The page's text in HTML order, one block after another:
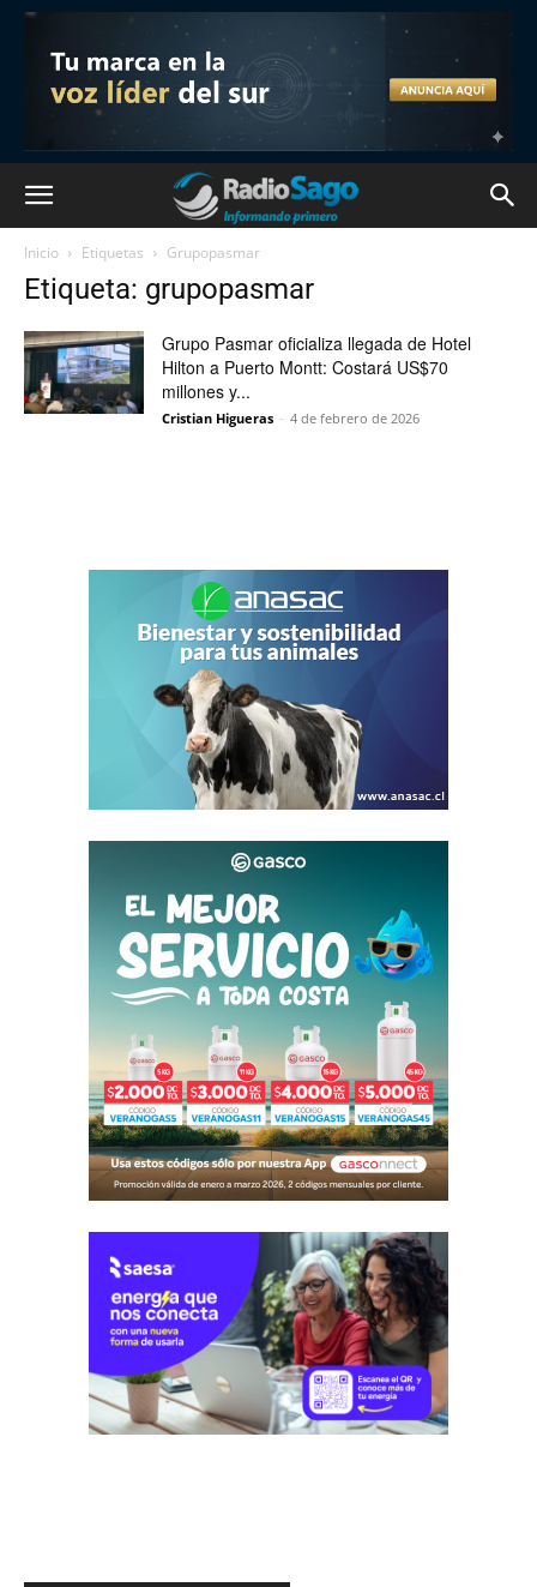
Inicio Etiquetas Grupopasmar
Etiqueta: grupopasmar
Grupo Pasmar oficializa llegada de Hotel
Hilton a Puerto Montt: Costará US$70
millones y...
Cristian Higueras - 4 de febrero de 2026